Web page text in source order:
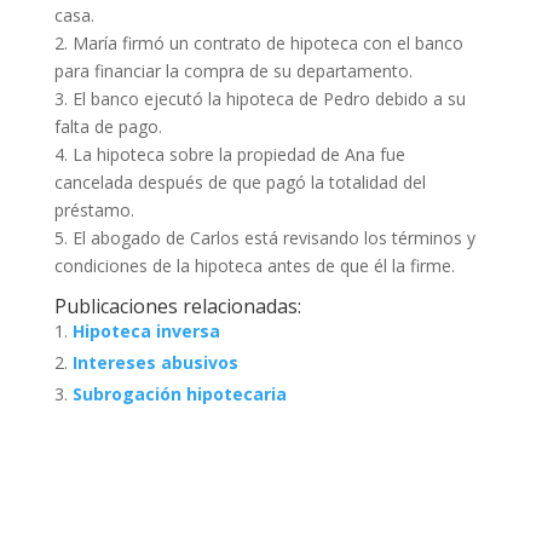
casa.
2. María firmó un contrato de hipoteca con el banco
para financiar la compra de su departamento.
3. El banco ejecutó la hipoteca de Pedro debido a su
falta de pago.
4. La hipoteca sobre la propiedad de Ana fue
cancelada después de que pagó la totalidad del
préstamo.
5. El abogado de Carlos está revisando los términos y
condiciones de la hipoteca antes de que él la firme.
Publicaciones relacionadas:
Hipoteca inversa
Intereses abusivos
Subrogación hipotecaria